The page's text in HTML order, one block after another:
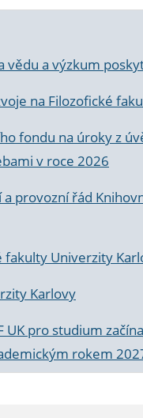
a výzkum
na Filozofické
fondu na úroky z
v roce 2026
provozní řád
fakulty Univerzity
Karlovy
pro studium
rokem